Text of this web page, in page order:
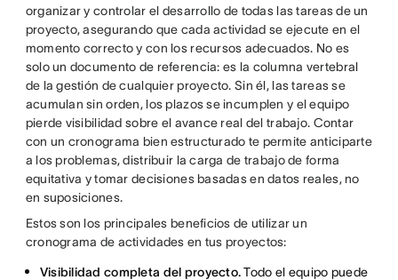
organizar y controlar el desarrollo de todas las tareas de un
proyecto, asegurando que cada actividad se ejecute en el
momento correcto y con los recursos adecuados. No es
solo un documento de referencia: es la columna vertebral
de la gestión de cualquier proyecto. Sin él, las tareas se
acumulan sin orden, los plazos se incumplen y el equipo
pierde visibilidad sobre el avance real del trabajo. Contar
con un cronograma bien estructurado te permite anticiparte
a los problemas, distribuir la carga de trabajo de forma
equitativa y tomar decisiones basadas en datos reales, no
en suposiciones.
Estos son los principales beneficios de utilizar un
cronograma de actividades en tus proyectos:
Visibilidad completa del proyecto.Todo el equipo puede